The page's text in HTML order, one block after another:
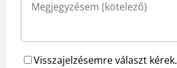
Visszajelzésemre választ kérek.